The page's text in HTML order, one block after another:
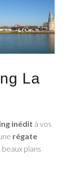
La
inédit à vos
régate
beaux plans